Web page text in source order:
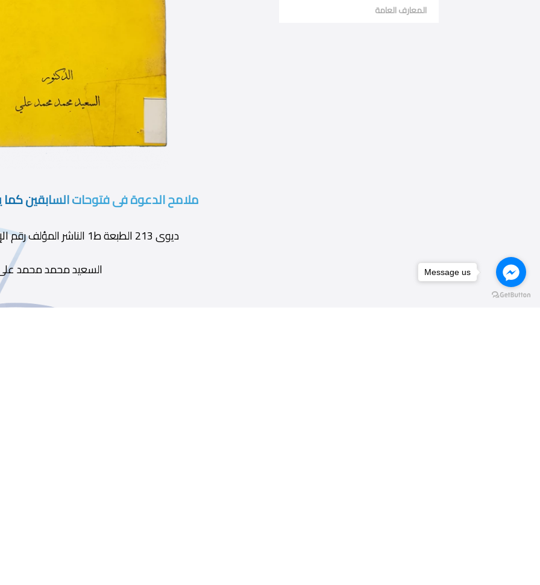
المعارف العامة
ملامح الدعوة فى فتوحات السابقين كما
ديوى 213 الطبعة ط1 الناشر المؤلف رقم الإيداع 2006/10807
السعيد محمد محمد
Message us